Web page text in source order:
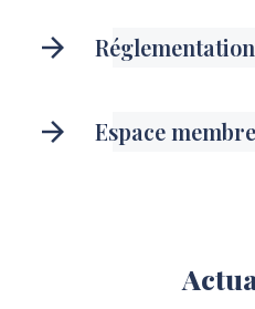
Réglementation
Espace